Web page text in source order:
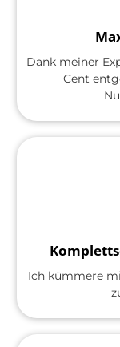
Dank meiner
Cent
Ich kümmere